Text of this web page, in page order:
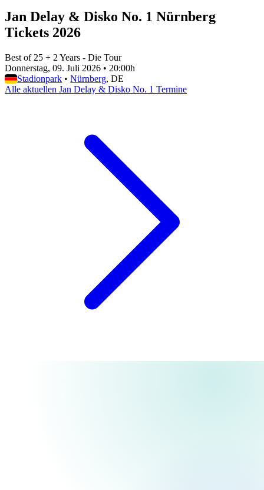
Jan Delay & Disko No. 1 Nürnberg
Tickets 2026
Best of 25 + 2 Years - Die Tour
Donnerstag, 09. Juli 2026 • 20:00h
Stadionpark • Nürnberg, DE
Alle aktuellen Jan Delay & Disko No. 1 Termine